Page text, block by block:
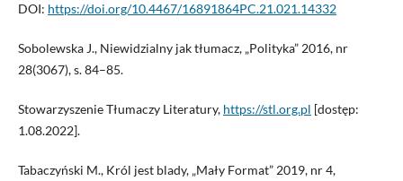
DOI: https://doi.org/10.4467/16891864PC.21.021.14332
Sobolewska J., Niewidzialny jak tłumacz, „Polityka” 2016, nr
28(3067), s. 84–85.
Stowarzyszenie Tłumaczy Literatury, https://stl.org.pl [dostęp:
1.08.2022].
Tabaczyński M., Król jest blady, „Mały Format” 2019, nr 4,